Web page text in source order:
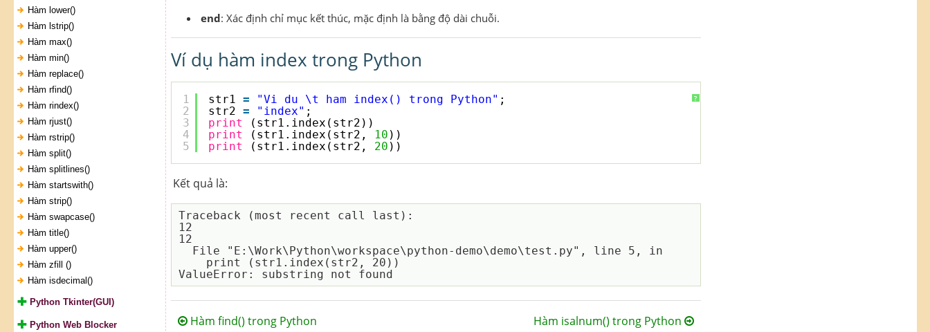
Hàm lower()
Hàm lstrip()
Hàm max()
Hàm min()
Hàm replace()
Hàm rfind()
Hàm rindex()
Hàm rjust()
Hàm rstrip()
Hàm split()
Hàm splitlines()
Hàm startswith()
Hàm strip()
Hàm swapcase()
Hàm title()
Hàm upper()
Hàm zfill ()
Hàm isdecimal()
Python Tkinter(GUI)
Python Web Blocker
end: Xác định chỉ mục kết thúc, mặc định là bằng độ dài chuỗi.
Ví dụ hàm index trong Python
?
1
2
3
4
5
str1 = "Vi du \t ham index() trong Python" ;
str2 = "index" ;
print
(str1.index(str2))
print
(str1.index(str2, 10 ))
print
(str1.index(str2, 20 ))
Kết quả là:
Traceback (most recent call last):
12
12
  File "E:\Work\Python\workspace\python-demo\demo\test.py", line 5, in
Hàm find() trong Python Hàm isalnum() trong Python